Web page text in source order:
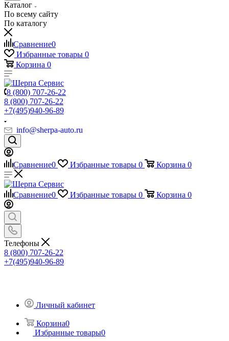
Каталог
По всему сайту
По каталогу
Сравнение0
Избранные товары 0
Корзина 0
8 (800) 707-26-22
8 (800) 707-26-22
+7(495)940-96-89
info@sherpa-auto.ru
Сравнение0 Избранные товары 0 Корзина 0
Сравнение0 Избранные товары 0 Корзина 0
Телефоны
8 (800) 707-26-22
+7(495)940-96-89
Личный кабинет
Корзина0
Избранные товары0